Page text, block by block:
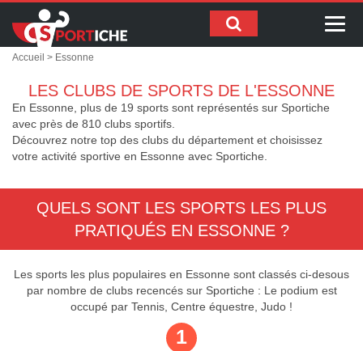
Accueil > Essonne
LES CLUBS DE SPORTS DE L'ESSONNE
En Essonne, plus de 19 sports sont représentés sur Sportiche
avec près de 810 clubs sportifs.
Découvrez notre top des clubs du département et choisissez
votre activité sportive en Essonne avec Sportiche.
QUELS SONT LES SPORTS LES PLUS
PRATIQUÉS EN ESSONNE ?
Les sports les plus populaires en Essonne sont classés ci-desous
par nombre de clubs recencés sur Sportiche : Le podium est
occupé par Tennis, Centre équestre, Judo !
1